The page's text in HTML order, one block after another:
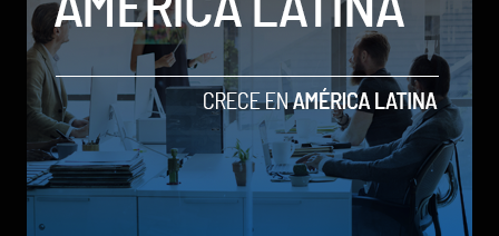
Parte de un cohete de Elon Musk chocó contra la